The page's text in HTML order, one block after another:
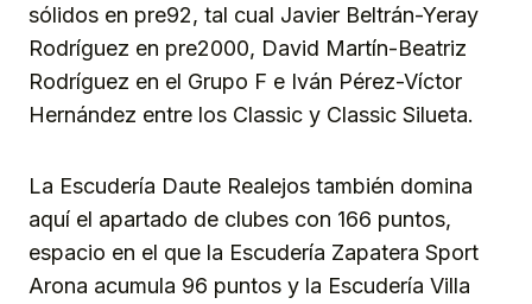
sólidos en pre92, tal cual Javier Beltrán-Yeray
Rodríguez en pre2000, David Martín-Beatriz
Rodríguez en el Grupo F e Iván Pérez-Víctor
Hernández entre los Classic y Classic Silueta.
La Escudería Daute Realejos también domina
aquí el apartado de clubes con 166 puntos,
espacio en el que la Escudería Zapatera Sport
Arona acumula 96 puntos y la Escudería Villa